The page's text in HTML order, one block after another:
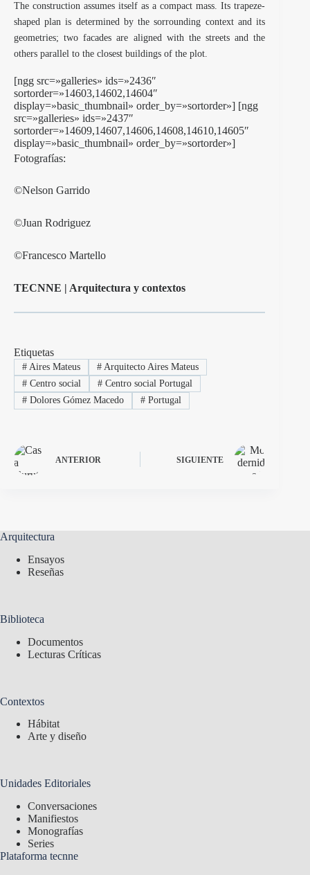
The construction assumes itself as a compact mass. Its trapeze-
shaped plan is determined by the sorrounding context and its
geometries; two facades are aligned with the streets and the
others parallel to the closest buildings of the plot.
[ngg src=»galleries» ids=»2436″
sortorder=»14603,14602,14604″
display=»basic_thumbnail» order_by=»sortorder»] [ngg
src=»galleries» ids=»2437″
sortorder=»14609,14607,14606,14608,14610,14605″
display=»basic_thumbnail» order_by=»sortorder»]
Fotografías:
©Nelson Garrido
©Juan Rodriguez
©Francesco Martello
TECNNE | Arquitectura y contextos
Etiquetas
#Aires Mateus #Arquitecto Aires Mateus
#Centro social #Centro social Portugal
#Dolores Gómez Macedo #Portugal
ANTERIOR SIGUIENTE
Arquitectura
Ensayos
Reseñas
Biblioteca
Documentos
Lecturas Críticas
Contextos
Hábitat
Arte y diseño
Unidades Editoriales
Conversaciones
Manifiestos
Monografías
Series
Plataforma tecnne